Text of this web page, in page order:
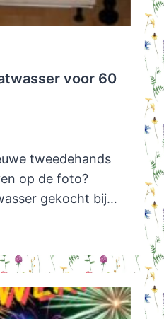
voor 60
tweedehands
op de foto?
gekocht bij…